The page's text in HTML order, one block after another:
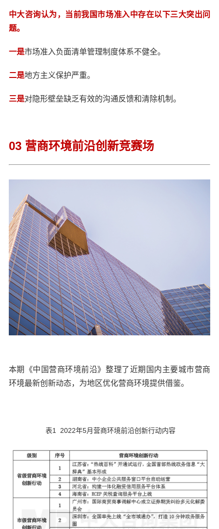
中大咨询认为，当前我国市场准入中存在以下三大突出问
题。
一是市场准入负面清单管理制度体系不健全。
二是地方主义保护严重。
三是对隐形壁垒缺乏有效的沟通反馈和清除机制。
03 营商环境前沿创新竞赛场
本期《中国营商环境前沿》整理了近期国内主要城市营商
环境最新创新动态，为地区优化营商环境提供借鉴。
表1 2022年5月营商环境前沿创新行动内容